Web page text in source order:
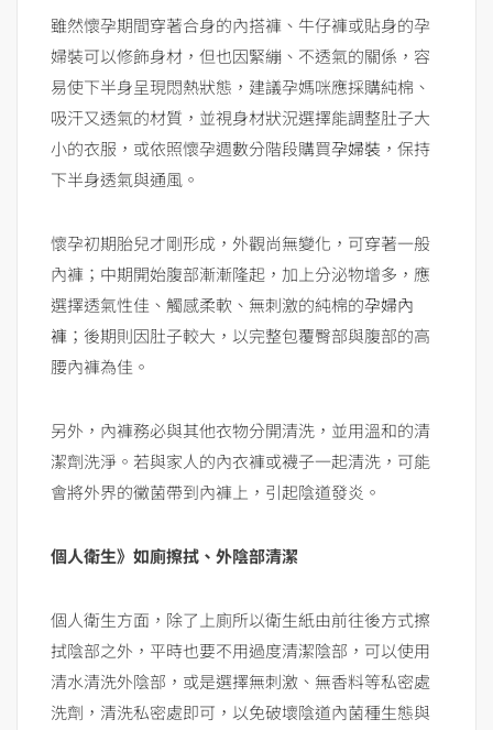
雖然懷孕期間穿著合身的內搭褲、牛仔褲或貼身的孕
婦裝可以修飾身材，但也因緊繃、不透氣的關係，容
易使下半身呈現悶熱狀態，建議孕媽咪應採購純棉、
吸汗又透氣的材質，並視身材狀況選擇能調整肚子大
小的衣服，或依照懷孕週數分階段購買孕婦裝 ，保持
下半身透氣與通風。
懷孕初期胎兒才剛形成，外觀尚無變化，可穿著一般
內褲；中期開始腹部漸漸隆起，加上分泌物增多，應
選擇透氣性佳、觸感柔軟、無刺激的純棉的孕婦內
褲 ；後期則因肚子較大，以完整包覆臀部與腹部的高
腰內褲為佳。
另外，內褲務必與其他衣物分開清洗，並用溫和的清
潔劑洗淨。若與家人的內衣褲或襪子一起清洗，可能
會將外界的黴菌帶到內褲上，引起陰道發炎。
個人衛生》如廁擦拭、外陰部清潔
個人衛生方面，除了上廁所以衛生紙由前往後方式擦
拭陰部之外，平時也要不用過度清潔陰部，可以使用
清水清洗外陰部，或是選擇無刺激、無香料等私密處
洗劑，清洗私密處即可，以免破壞陰道內菌種生態與